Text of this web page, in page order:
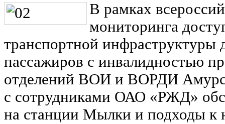
В рамках
мониторинга
транспортной инфраструктуры
пассажиров с инвалидностью
отделений ВОИ и ВОРДИ
с сотрудниками ОАО «РЖД»
на станции Мылки и подходы к